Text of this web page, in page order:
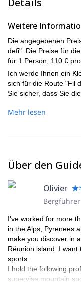
Details
Weitere
Die angegebenen
defi". Die Preise für
für 1 Person, 110 €
Ich werde Ihnen ein
sich für die Route "Fil
Sie sicher, dass Sie
Kleiner Rucksack
Leichte Hose und
Sonnenbrille
Mehr lesen
Über den
Olivier
Bergführer
I've worked for more
in the Alps, Pyrenees
make you discover in
Réunion island. I
sports.
I hold the following
supervise mountain